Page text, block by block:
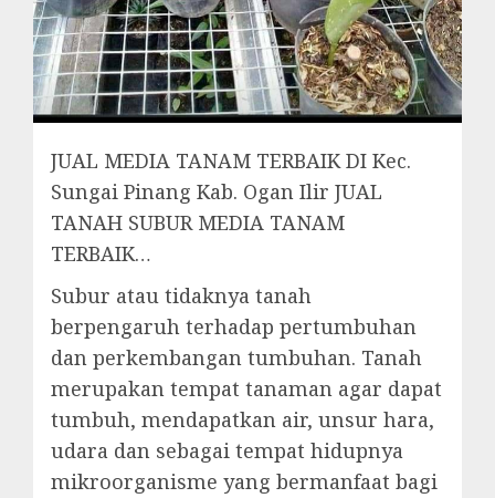
JUAL MEDIA TANAM TERBAIK DI Kec.
Sungai Pinang Kab. Ogan Ilir JUAL
TANAH SUBUR MEDIA TANAM
TERBAIK…
Subur atau tidaknya tanah
berpengaruh terhadap pertumbuhan
dan perkembangan tumbuhan. Tanah
merupakan tempat tanaman agar dapat
tumbuh, mendapatkan air, unsur hara,
udara dan sebagai tempat hidupnya
mikroorganisme yang bermanfaat bagi